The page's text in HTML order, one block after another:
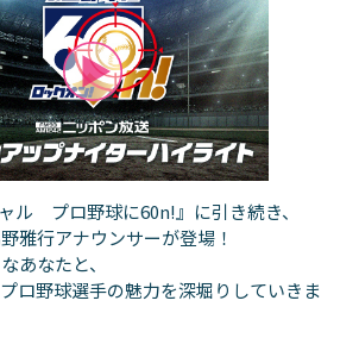
ル プロ野球に60n!』に引き続き、
雅行アナウンサーが登場！
あなたと、
ロ野球選手の魅力を深堀りしていきま